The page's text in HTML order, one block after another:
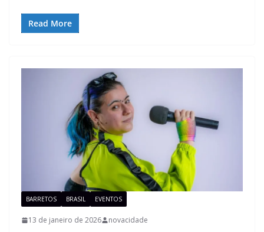
Read More
BARRETOS BRASIL EVENTOS
13 de janeiro de 2026 novacidade